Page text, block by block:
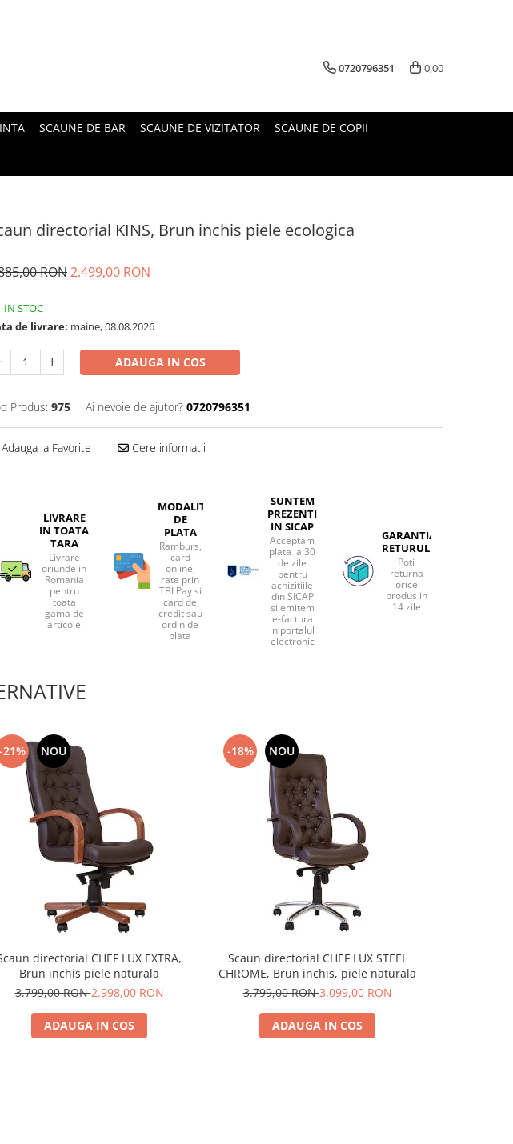
0720796351 0,00
SCAUNE DE BAR SCAUNE DE VIZITATOR SCAUNE DE COPII
directorial KINS, Brun inchis piele ecologica
RON2.499,00 RON
IN STOC
de livrare: maine, 08.08.2026
ADAUGA IN COS
Produs: 975 Ai nevoie de ajutor? 0720796351
Adauga la Favorite Cere informatii
LIVRARE
IN TOATA
TARA
Livrare
oriunde in
Romania
pentru
toata
gama de
articole
MODALITATI
DE
PLATA
Ramburs,
card
online,
rate prin
TBI Pay si
card de
credit sau
ordin de
plata
SUNTEM
PREZENTI
IN SICAP
Acceptam
plata la 30
de zile
pentru
achizitiile
din SICAP
si emitem
e-factura
in portalul
electronic
GARANTIA
RETURULUI
Poti
returna
orice
produs in
14 zile
-21% NOU
directorial CHEF LUX EXTRA,
Brun inchis piele naturala
3.799,00 RON2.998,00 RON
ADAUGA IN COS
-18% NOU
Scaun directorial CHEF LUX STEEL
CHROME, Brun inchis, piele naturala
3.799,00 RON3.099,00 RON
ADAUGA IN COS